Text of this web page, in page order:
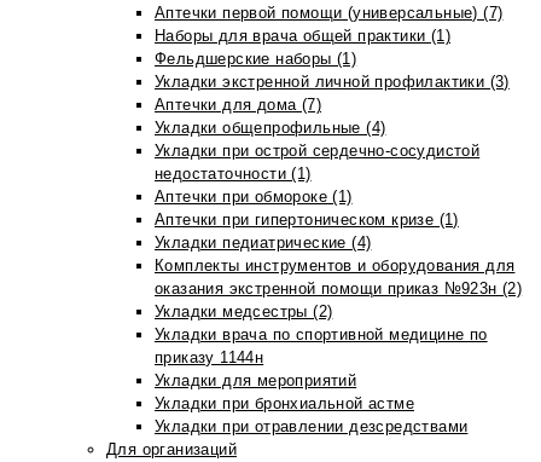
Аптечки первой помощи (универсальные) (7)
Наборы для врача общей практики (1)
Фельдшерские наборы (1)
Укладки экстренной личной профилактики (3)
Аптечки для дома (7)
Укладки общепрофильные (4)
Укладки при острой сердечно-сосудистой
недостаточности (1)
Аптечки при обмороке (1)
Аптечки при гипертоническом кризе (1)
Укладки педиатрические (4)
Комплекты инструментов и оборудования для
оказания экстренной помощи приказ №923н (2)
Укладки медсестры (2)
Укладки врача по спортивной медицине по
приказу 1144н
Укладки для мероприятий
Укладки при бронхиальной астме
Укладки при отравлении дезсредствами
Для организаций